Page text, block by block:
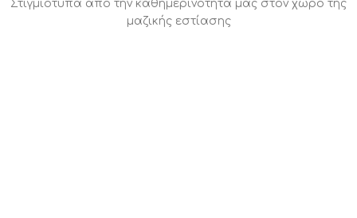
Στιγμιότυπα από την καθημερινότητά μας στον χώρο της
μαζικής εστίασης